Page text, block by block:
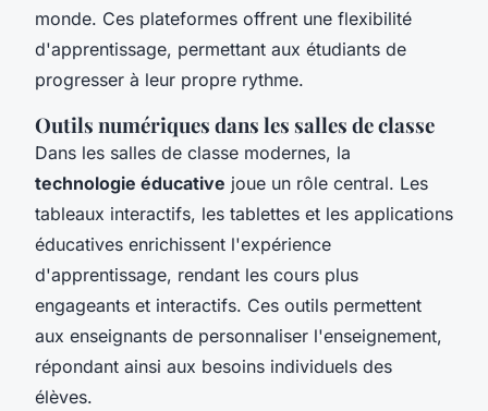
monde. Ces plateformes offrent une flexibilité
d'apprentissage, permettant aux étudiants de
progresser à leur propre rythme.
Outils numériques dans les salles de classe
Dans les salles de classe modernes, la
technologie éducative joue un rôle central. Les
tableaux interactifs, les tablettes et les applications
éducatives enrichissent l'expérience
d'apprentissage, rendant les cours plus
engageants et interactifs. Ces outils permettent
aux enseignants de personnaliser l'enseignement,
répondant ainsi aux besoins individuels des
élèves.